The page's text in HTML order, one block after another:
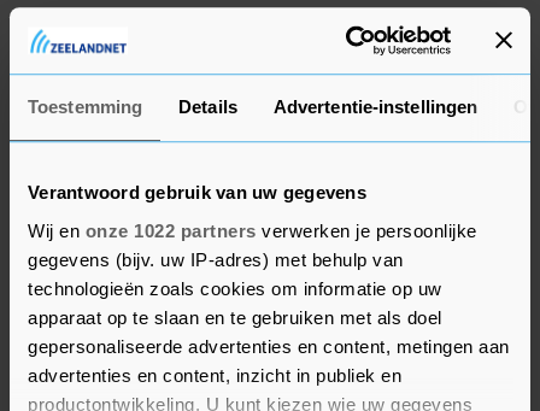
Toestemming Details Advertentie-instellingen
Verantwoord gebruik van uw gegevens
Wij en onze 1022 partners verwerken je persoonlijke
gegevens (bijv. uw IP-adres) met behulp van
technologieën zoals cookies om informatie op uw
apparaat op te slaan en te gebruiken met als doel
gepersonaliseerde advertenties en content, metingen aan
advertenties en content, inzicht in publiek en
productontwikkeling. U kunt kiezen wie uw gegevens
Voor clubs en discotheken wordt een
uitzondering gemaakt. De gedwongen
nachtsluiting maakt het deze ondernemingen
onmogelijk hun normale omzet te draaien. In
november besluit het kabinet of ook deze
gelegenheden weer normaal open kunnen.